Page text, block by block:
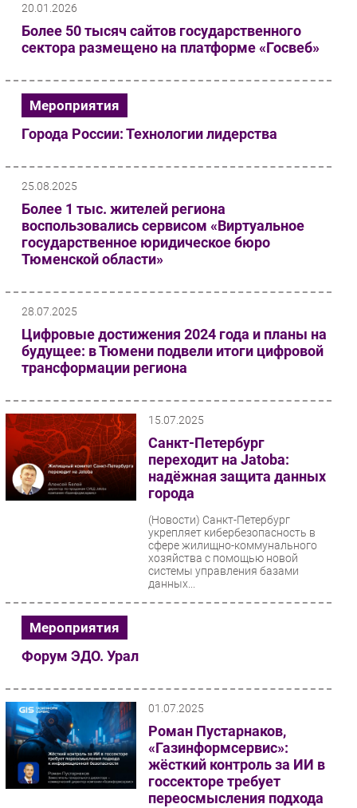
20.01.2026
Более 50 тысяч сайтов государственного
сектора размещено на платформе «Госвеб»
Мероприятия
Города России: Технологии лидерства
25.08.2025
Более 1 тыс. жителей региона
воспользовались сервисом «Виртуальное
государственное юридическое бюро
Тюменской области»
28.07.2025
Цифровые достижения 2024 года и планы на
будущее: в Тюмени подвели итоги цифровой
трансформации региона
15.07.2025
Санкт-Петербург
переходит на Jatoba:
надёжная защита данных
города
(Новости) Санкт-Петербург
укрепляет кибербезопасность в
сфере жилищно-коммунального
хозяйства с помощью новой
системы управления базами
данных...
Мероприятия
Форум ЭДО. Урал
01.07.2025
Роман Пустарнаков,
«Газинформсервис»:
жёсткий контроль за ИИ в
госсекторе требует
переосмысления подхода